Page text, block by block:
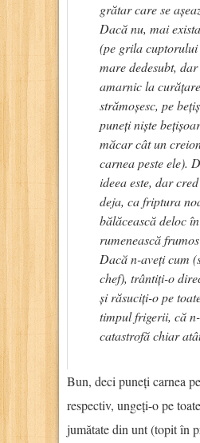
grătar care se
Dacă nu, mai
(pe grila
mare dedesubt,
amarnic la
strămoșesc, pe
puneți niște
măcar cât un
carnea peste ele).
ideea este, dar
deja, ca friptura
bălăcească deloc
rumenească
Dacă n-aveți cum
chef), trântiți-o
și răsuciți-o pe
timpul frigerii, că
catastrofă chiar
Bun, deci puneți carnea
respectiv, ungeți-o pe
jumătate din unt (topit în